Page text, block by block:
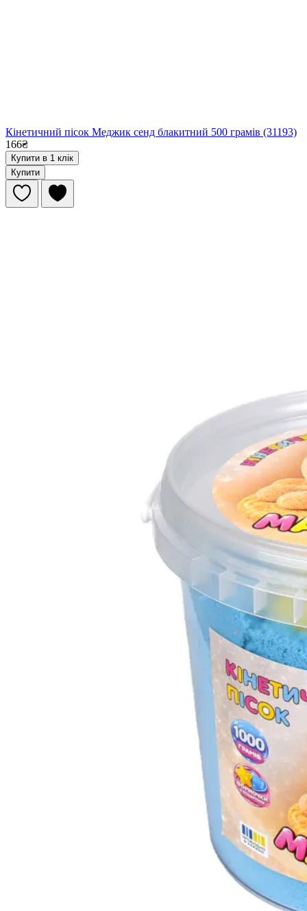
Кінетичний пісок Меджик сенд блакитний 500 грамів (31193)
166₴
Купити в 1 клік
Купити